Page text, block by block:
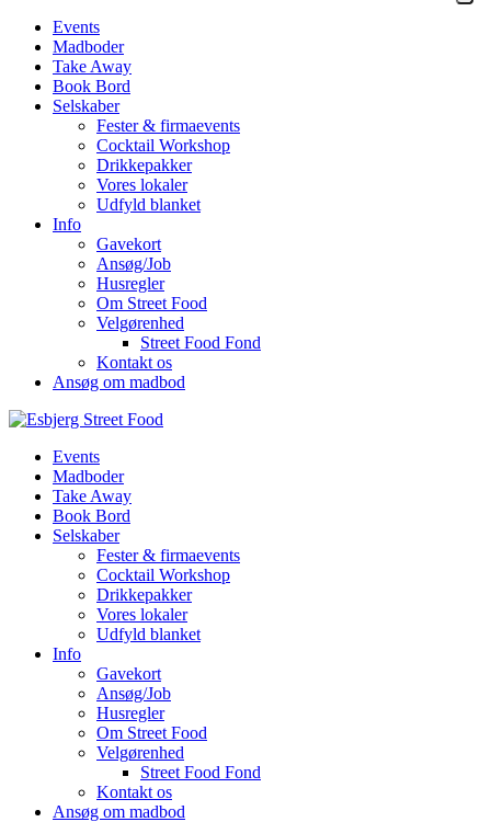
Events
Madboder
Take Away
Book Bord
Selskaber
Fester & firmaevents
Cocktail Workshop
Drikkepakker
Vores lokaler
Udfyld blanket
Info
Gavekort
Ansøg/Job
Husregler
Om Street Food
Velgørenhed
Street Food Fond
Kontakt os
Ansøg om madbod
Events
Madboder
Take Away
Book Bord
Selskaber
Fester & firmaevents
Cocktail Workshop
Drikkepakker
Vores lokaler
Udfyld blanket
Info
Gavekort
Ansøg/Job
Husregler
Om Street Food
Velgørenhed
Street Food Fond
Kontakt os
Ansøg om madbod